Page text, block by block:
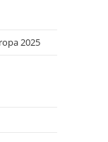
2025